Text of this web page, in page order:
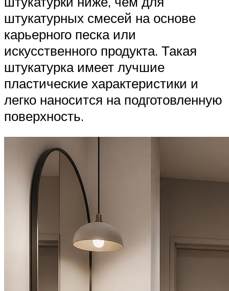
штукатурных смесей на основе
карьерного песка или
искусственного продукта. Такая
штукатурка имеет лучшие
пластические характеристики и
легко наносится на подготовленную
поверхность.